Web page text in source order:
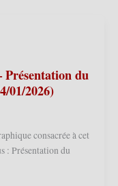
Présentation du
01/2026)
consacrée à cet
: Présentation du